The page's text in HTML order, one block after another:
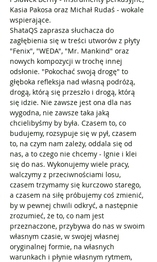
Kasia Pakosa oraz Michał Rudaś - wokale
wspierające.
ShataQS zaprasza słuchacza do
zagłębienia się w treści utworów z płyty
"Fenix", "WEDA", "Mr. Mankind" oraz
nowych kompozycji w trochę innej
odsłonie. "Pokochać swoją drogę" to
głęboka refleksja nad własną podróżą,
drogą, którą się przeszło i drogą, którą
się idzie. Nie zawsze jest ona dla nas
wygodna, nie zawsze taka jaką
chcielibyśmy by była. Czasem to, co
budujemy, rozsypuje się w pył, czasem
to, na czym nam zależy, oddala się od
nas, a to czego nie chcemy - lgnie i klei
się do nas. Wykonujemy wiele pracy,
walczymy z przeciwnościami losu,
czasem trzymamy się kurczowo starego,
a czasem na siłę próbujemy coś zmienić,
by w pewnej chwili odkryć, a następnie
zrozumieć, że to, co nam jest
przeznaczone, przybywa do nas w swoim
własnym czasie, w swojej własnej
oryginalnej formie, na własnych
warunkach i płynie własnym rytmem,